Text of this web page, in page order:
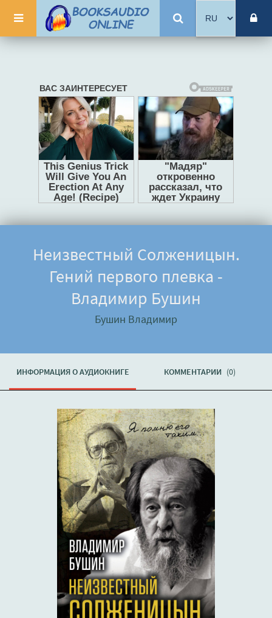
Неизвестный Солженицын.
Гений первого плевка -
Владимир Бушин
Бушин Владимир
ИНФОРМАЦИЯ О АУДИОКНИГЕ КОММЕНТАРИИ (0)